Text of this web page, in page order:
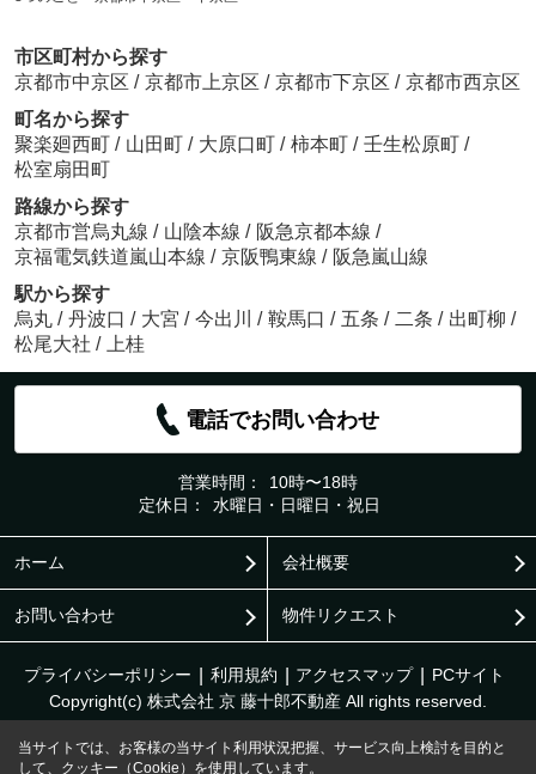
市区町村から探す
京都市中京区 / 京都市上京区 / 京都市下京区 / 京都市西京区
町名から探す
聚楽廻西町 / 山田町 / 大原口町 / 柿本町 / 壬生松原町 /
松室扇田町
路線から探す
京都市営烏丸線 / 山陰本線 / 阪急京都本線 /
京福電気鉄道嵐山本線 / 京阪鴨東線 / 阪急嵐山線
駅から探す
烏丸 / 丹波口 / 大宮 / 今出川 / 鞍馬口 / 五条 / 二条 / 出町柳 /
松尾大社 / 上桂
電話でお問い合わせ
営業時間：
10時〜18時
定休日：
水曜日・日曜日・祝日
ホーム 会社概要
お問い合わせ 物件リクエスト
プライバシーポリシー 利用規約 アクセスマップ
PCサイト
Copyright(c) 株式会社 京 藤十郎不動産 All rights reserved.
当サイトでは、お客様の当サイト利用状況把握、サービス向上検討を目的と
して、クッキー（Cookie）を使用しています。